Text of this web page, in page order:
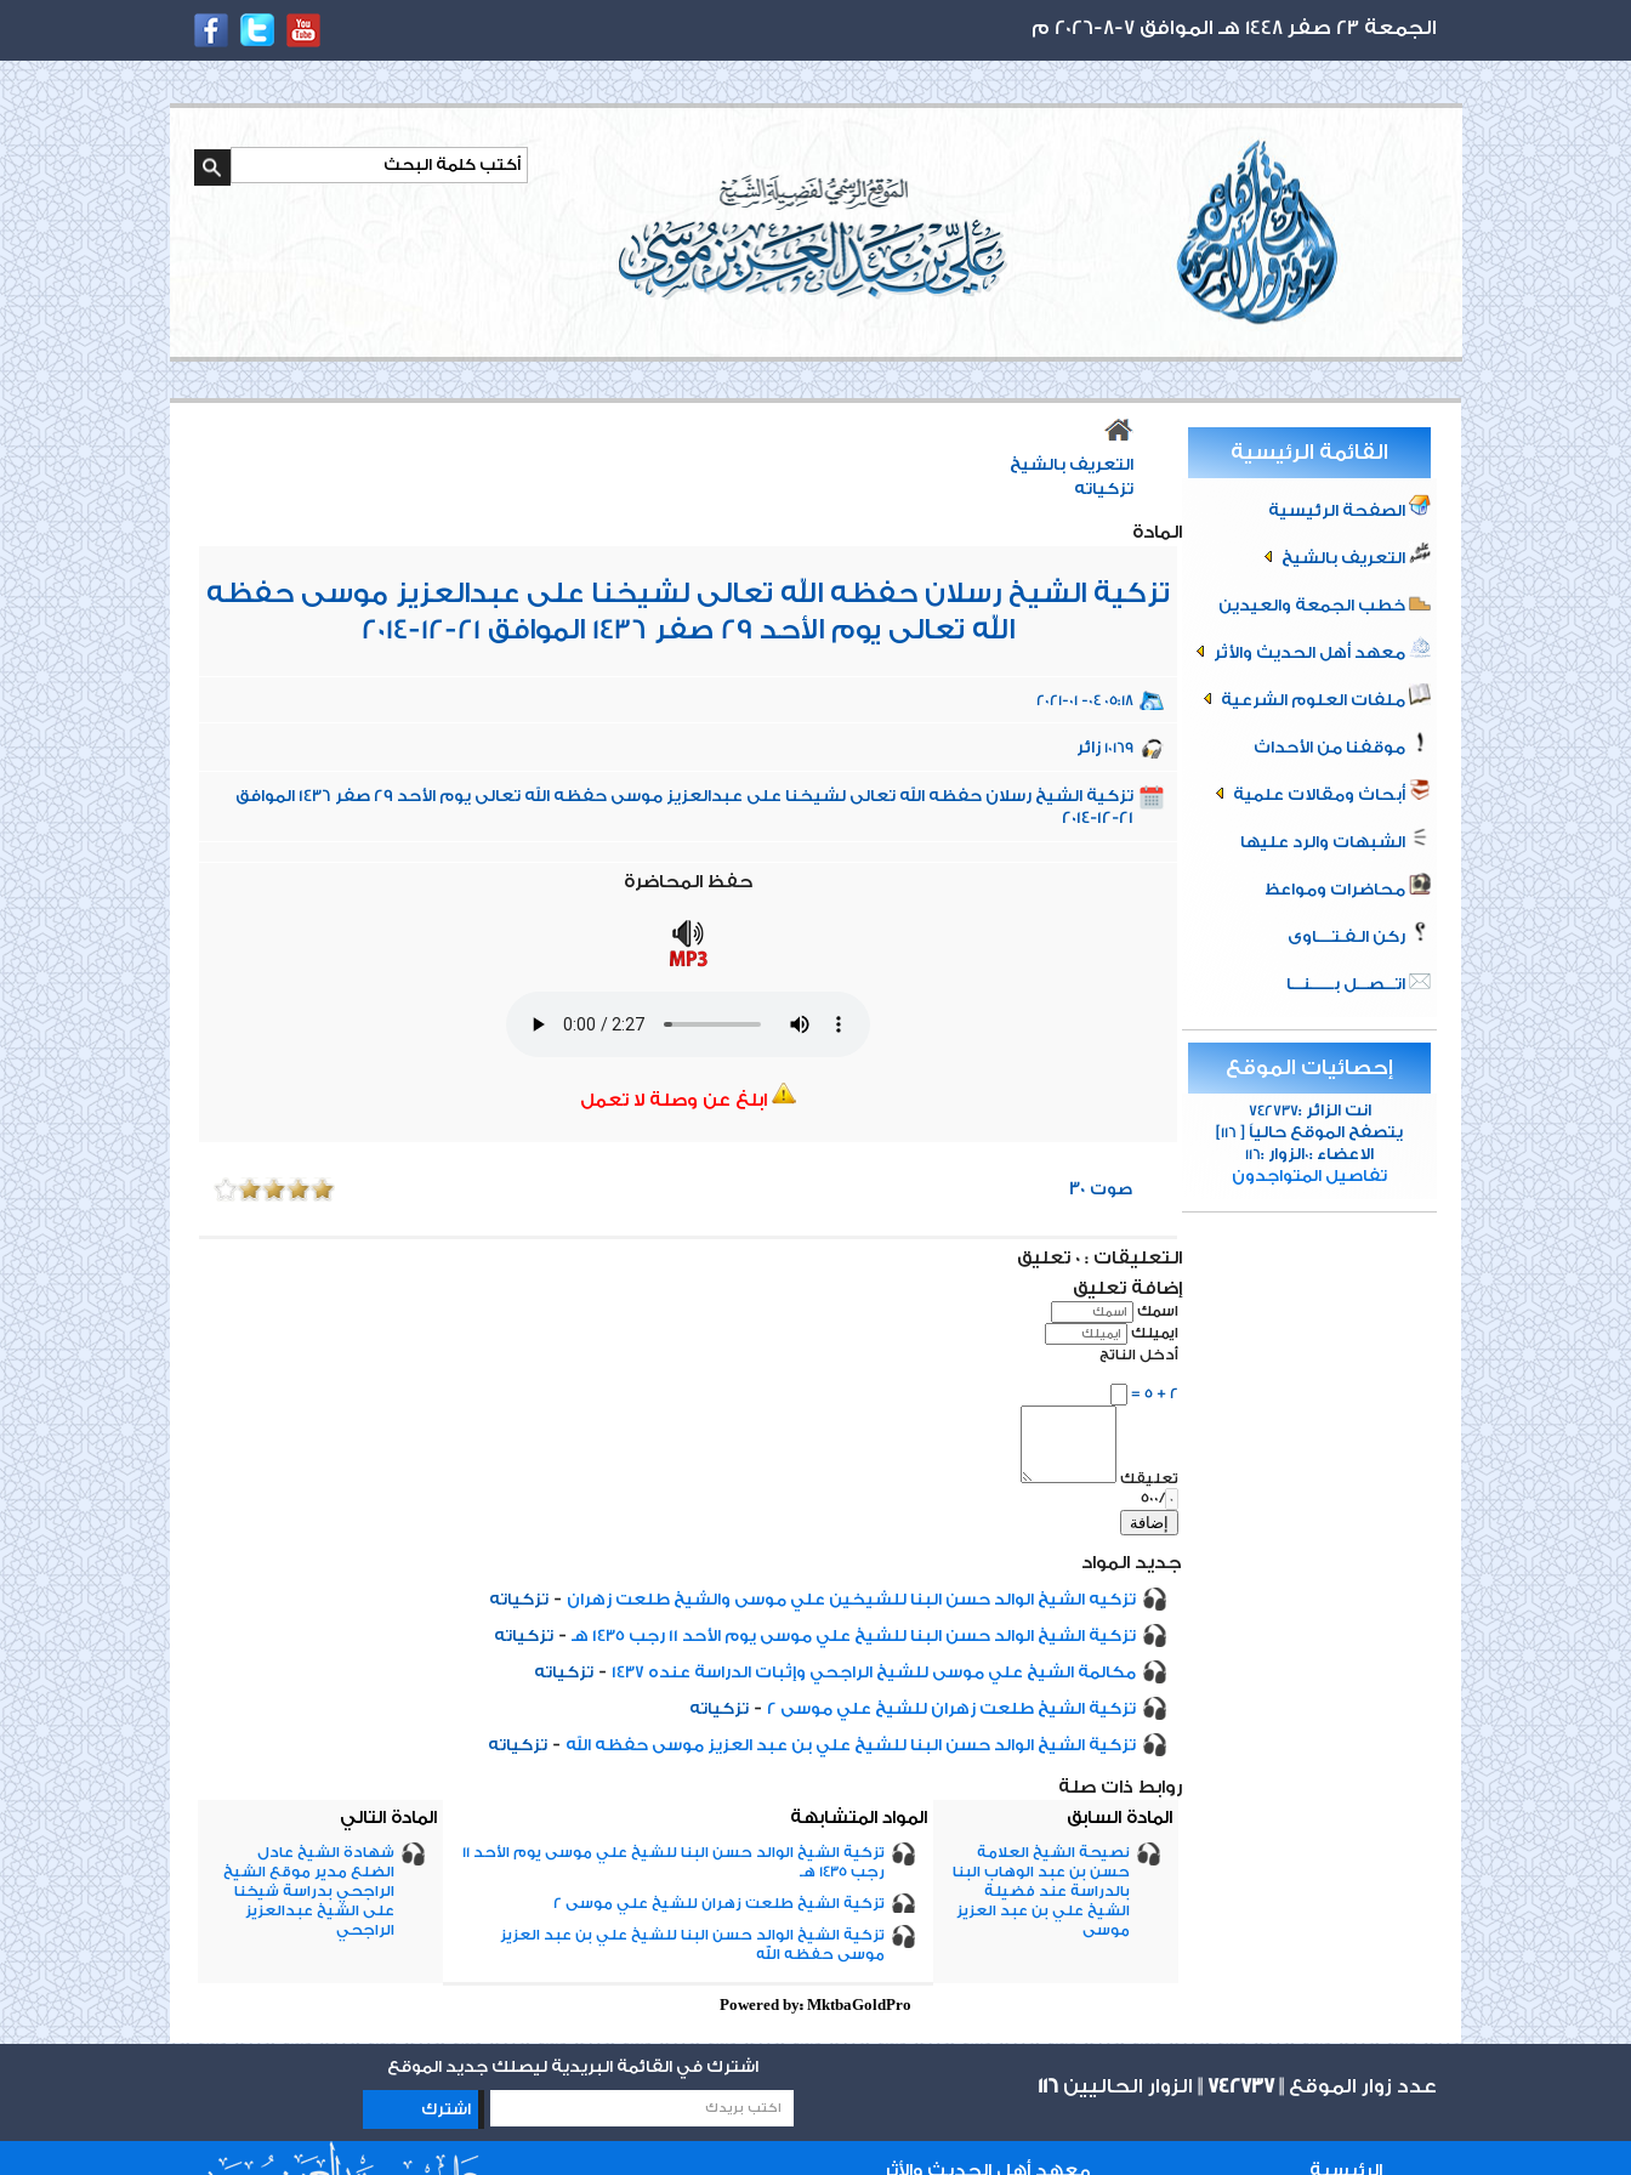
الجمعة 23 صفر 1448 هـ الموافق 7-8-2026 م
القائمة الرئيسية
الصفحة الرئيسية
التعريف بالشيخ
خطب الجمعة والعيدين
معهد أهل الحديث والأثر
ملفات العلوم الشرعية
موقفنا من الأحداث
أبحاث ومقالات علمية
الشبهات والرد عليها
محاضرات ومواعظ
ركن الـفـتــــاوى
اتـــصـــل بــــــنـــا
إحصائيات الموقع
انت الزائر :742737
[يتصفح الموقع حالياً [ 116
الاعضاء :0الزوار :116
تفاصيل المتواجدون
التعريف بالشيخ
تزكياته
المادة
تزكية الشيخ رسلان حفظه الله تعالى لشيخنا على عبدالعزيز موسى حفظه
الله تعالى يوم الأحد 29 صفر 1436 الموافق 21-12-2014
2021-01 -04 05:18
10169 زائر
تزكية الشيخ رسلان حفظه الله تعالى لشيخنا على عبدالعزيز موسى حفظه الله تعالى يوم الأحد 29 صفر 1436 الموافق
21-12-2014
حفظ المحاضرة
ابلغ عن وصلة لا تعمل
30 صوت
التعليقات : 0 تعليق
إضافة تعليق
اسمك
ايميلك
أدخل الناتج
2 + 5 =
تعليقك
/500
إضافة
جديد المواد
تزكيه الشيخ الوالد حسن البنا للشيخين علي موسى والشيخ طلعت زهران - تزكياته
تزكية الشيخ الوالد حسن البنا للشيخ علي موسى يوم الأحد 11 رجب 1435 هـ
- تزكياته
مكالمة الشيخ علي موسى للشيخ الراجحي وإثبات الدراسة عنده 1437
- تزكياته
تزكية الشيخ طلعت زهران للشيخ علي موسى 2
- تزكياته
تزكية الشيخ الوالد حسن البنا للشيخ علي بن عبد العزيز موسى حفظه الله - تزكياته
روابط ذات صلة
المادة السابق
نصيحة الشيخ العلامة
حسن بن عبد الوهاب البنا
بالدراسة عند فضيلة
الشيخ علي بن عبد العزيز
موسى
المواد المتشابهة
تزكية الشيخ الوالد حسن البنا للشيخ علي موسى يوم الأحد 11
رجب 1435 هـ
تزكية الشيخ طلعت زهران للشيخ علي موسى 2
تزكية الشيخ الوالد حسن البنا للشيخ علي بن عبد العزيز
موسى حفظه الله
المادة التالي
شهادة الشيخ عادل
الضلع مدير موقع الشيخ
الراجحي بدراسة شيخنا
على الشيخ عبدالعزيز
الراجحي
Powered by: MktbaGoldPro
عدد زوار الموقع ||742737 || الزوار الحاليين 116
اشترك في القائمة البريدية ليصلك جديد الموقع
الرئيسية معهد أهل الحديث والأثر